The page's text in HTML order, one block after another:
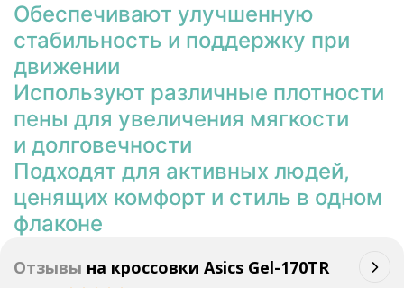
Обеспечивают улучшенную
стабильность и поддержку при
движении
Используют различные плотности
пены для увеличения мягкости
и долговечности
Подходят для активных людей,
ценящих комфорт и стиль в одном
флаконе
Отзывы на кроссовки Asics Gel-170TR